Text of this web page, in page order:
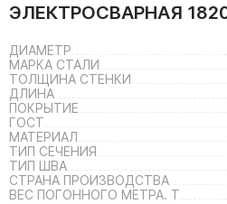
ЭЛЕКТРОСВАРНАЯ
ДИАМЕТР
МАРКА СТАЛИ
ТОЛЩИНА СТЕНКИ
ДЛИНА
ПОКРЫТИЕ
ГОСТ
МАТЕРИАЛ
ТИП СЕЧЕНИЯ
ТИП ШВА
СТРАНА ПРОИЗВОДСТВА
ВЕС ПОГОННОГО МЕТРА. Т